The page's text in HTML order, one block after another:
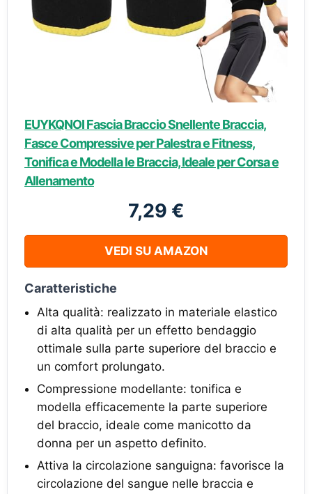
EUYKQNOI Fascia Braccio Snellente Braccia,
Fasce Compressive per Palestra e Fitness,
Tonifica e Modella le Braccia, Ideale per Corsa e
Allenamento
7,29 €
VEDI SU AMAZON
Caratteristiche
Alta qualità: realizzato in materiale elastico
di alta qualità per un effetto bendaggio
ottimale sulla parte superiore del braccio e
un comfort prolungato.
Compressione modellante: tonifica e
modella efficacemente la parte superiore
del braccio, ideale come manicotto da
donna per un aspetto definito.
Attiva la circolazione sanguigna: favorisce la
circolazione del sangue nelle braccia e